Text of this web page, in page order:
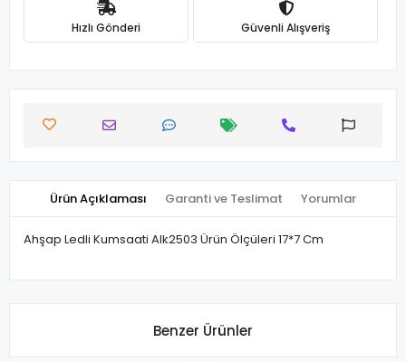
Hızlı Gönderi Güvenli Alışveriş
Ürün Açıklaması Garanti ve Teslimat Yorumlar
Ahşap Ledli Kumsaati Alk2503 Ürün Ölçüleri 17*7 Cm
Benzer Ürünler